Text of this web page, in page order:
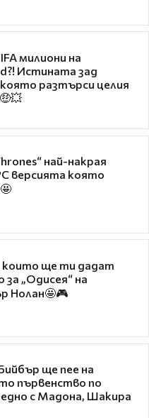
милиони на
Истината зад
разтърси целия
най-накрая
версията която
които ще ти дадат
„Одисея“ на
Нолан🤩🎮
ще пее на
първенство по
с Мадона, Шакира